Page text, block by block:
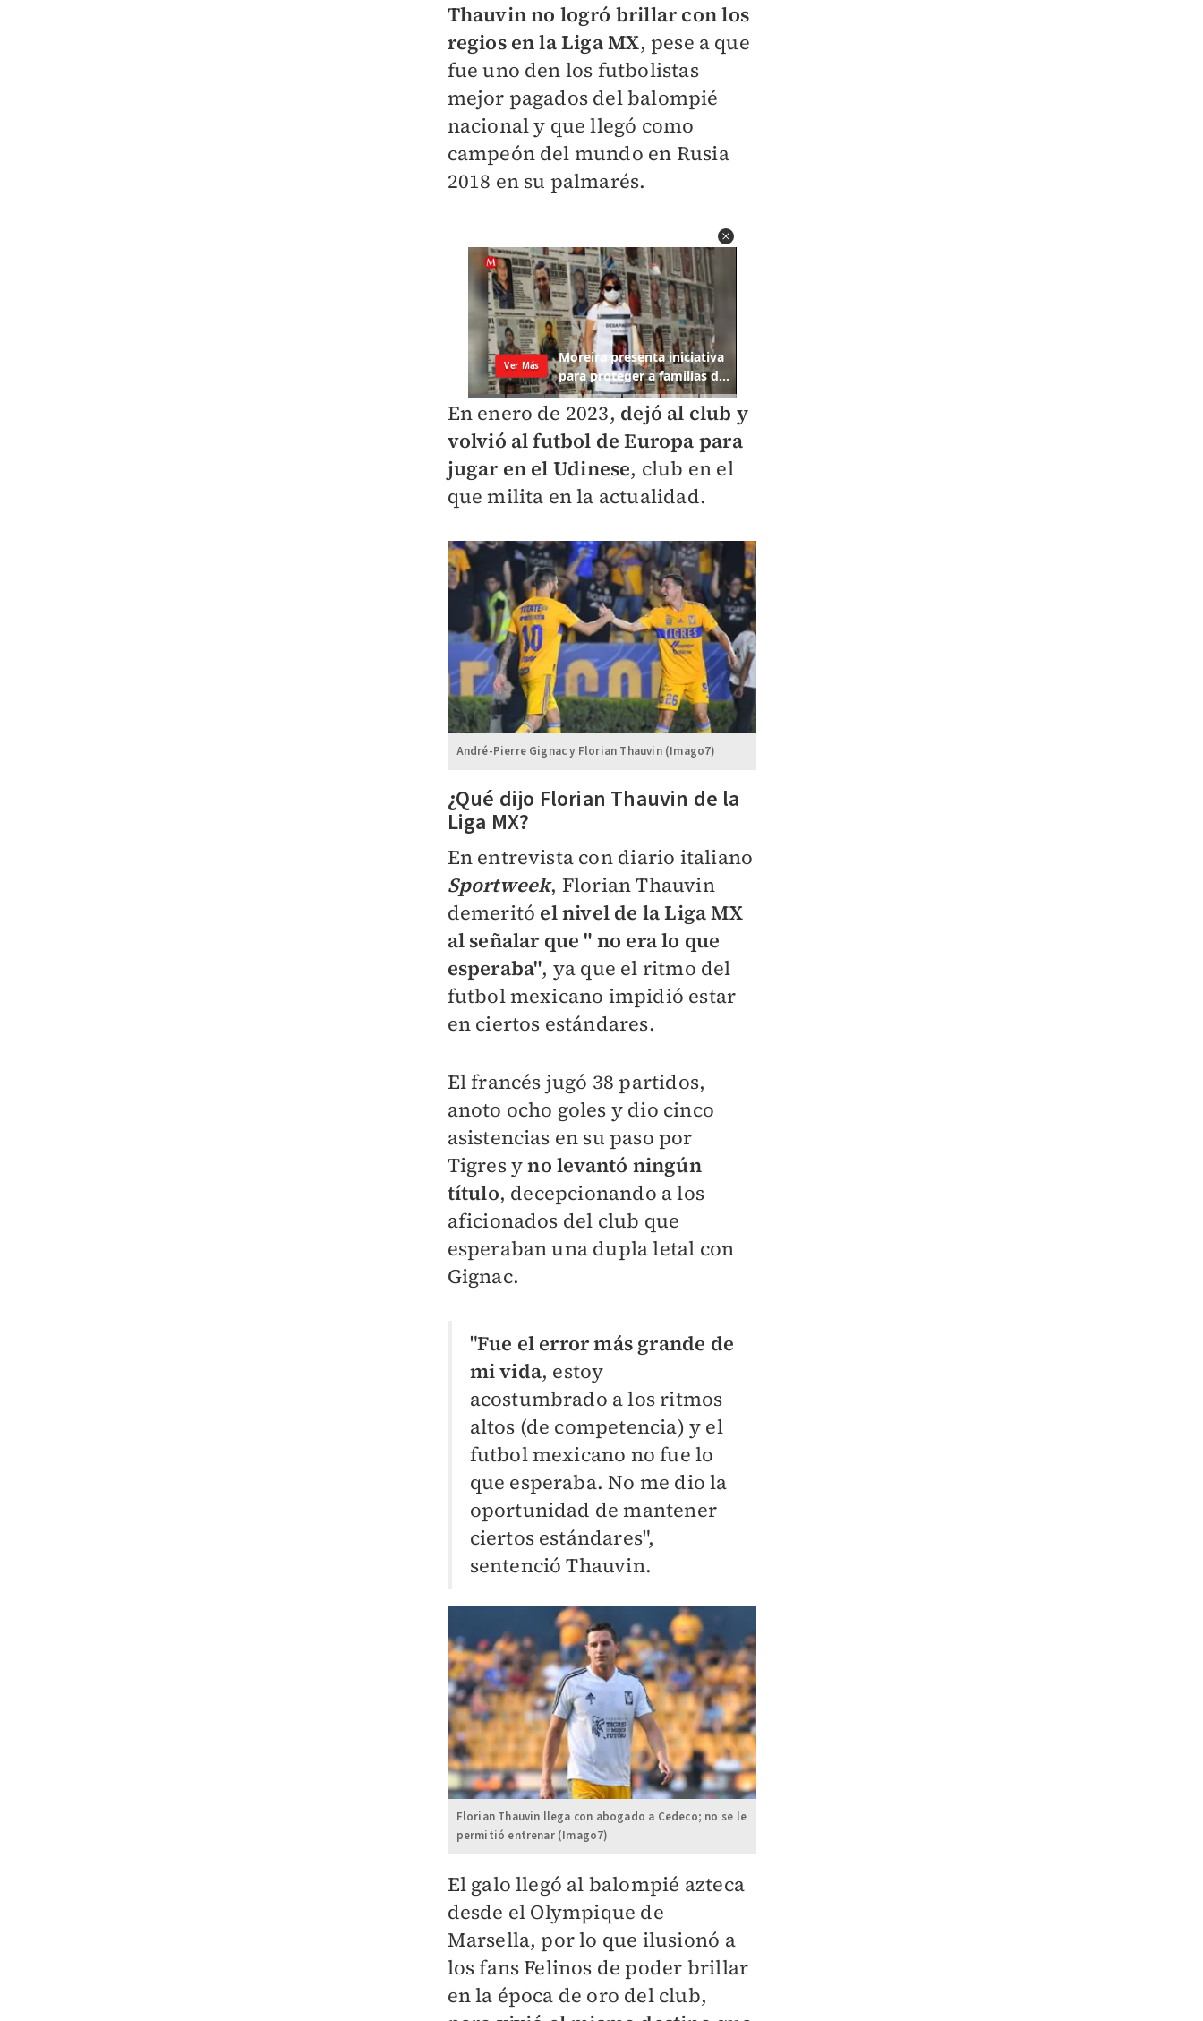
Thauvin no logró brillar con los
regios en la Liga MX, pese a que
fue uno den los futbolistas
mejor pagados del balompié
nacional y que llegó como
campeón del mundo en Rusia
2018 en su palmarés.
En enero de 2023, dejó al club y
volvió al futbol de Europa para
jugar en el Udinese, club en el
que milita en la actualidad.
André-Pierre Gignac y Florian Thauvin (Imago7)
¿Qué dijo Florian Thauvin de la
Liga MX?
En entrevista con diario italiano
Sportweek, Florian Thauvin
demeritó el nivel de la Liga MX
al señalar que " no era lo que
esperaba", ya que el ritmo del
futbol mexicano impidió estar
en ciertos estándares.
El francés jugó 38 partidos,
anoto ocho goles y dio cinco
asistencias en su paso por
Tigres yno levantó ningún
título, decepcionando a los
aficionados del club que
esperaban una dupla letal con
Gignac.
"Fue el error más grande de
mi vida, estoy
acostumbrado a los ritmos
altos (de competencia) y el
futbol mexicano no fue lo
que esperaba. No me dio la
oportunidad de mantener
ciertos estándares",
sentenció Thauvin.
Florian Thauvin llega con abogado a Cedeco; no se le
permitió entrenar (Imago7)
El galo llegó al balompié azteca
desde el Olympique de
Marsella, por lo que ilusionó a
los fans Felinos de poder brillar
en la época de oro del club,